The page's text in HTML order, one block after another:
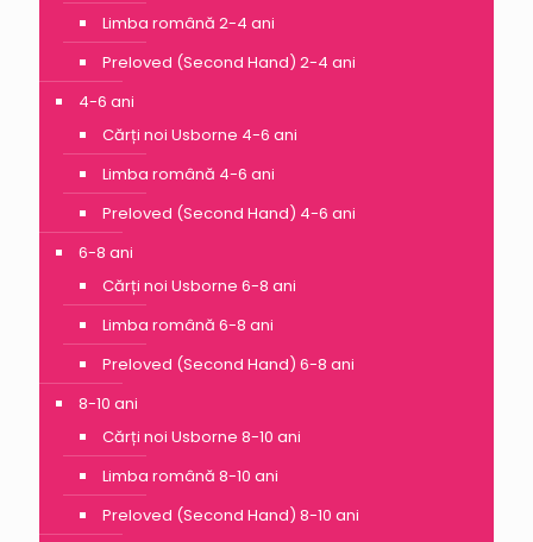
Limba română 2-4 ani
Preloved (Second Hand) 2-4 ani
4-6 ani
Cărți noi Usborne 4-6 ani
Limba română 4-6 ani
Preloved (Second Hand) 4-6 ani
6-8 ani
Cărți noi Usborne 6-8 ani
Limba română 6-8 ani
Preloved (Second Hand) 6-8 ani
8-10 ani
Cărți noi Usborne 8-10 ani
Limba română 8-10 ani
Preloved (Second Hand) 8-10 ani